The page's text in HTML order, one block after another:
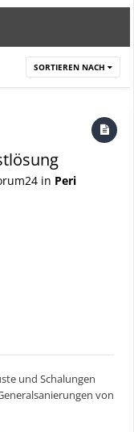
SORTIEREN NACH
in Peri
und Schalungen
von
können modulare